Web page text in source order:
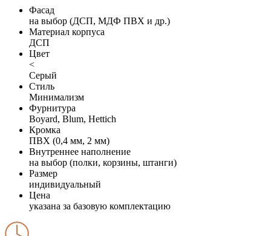
Фасад
на выбор (ДСП, МДФ ПВХ и др.)
Материал корпуса
ДСП
Цвет
<
Серый
Стиль
Минимализм
Фурнитура
Boyard, Blum, Hettich
Кромка
ПВХ (0,4 мм, 2 мм)
Внутреннее наполнение
на выбор (полки, корзины, штанги)
Размер
индивидуальный
Цена
указана за базовую комплектацию